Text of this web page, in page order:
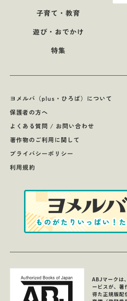
子育て・教育
遊び・おでかけ
特集
ヨメルバ（plus・ひろば）について
保護者の方へ
よくある質問 / お問い合わせ
著作物のご利用に関して
プライバシーポリシー
利用規約
ABJマークは
ービスが、著
得た正規版配